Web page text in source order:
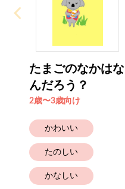
たまごのなかはな
んだろう？
2歳〜3歳向け
かわいい
たのしい
かなしい